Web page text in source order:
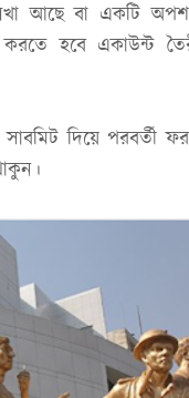
আছে বা একটি
করতে হবে একাউন্ট
দিয়ে পরবর্তী